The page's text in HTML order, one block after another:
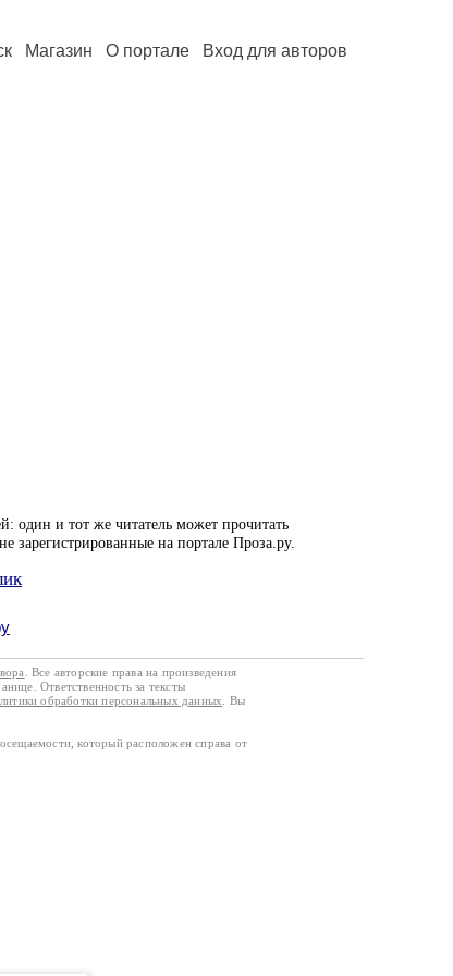
Магазин О портале Вход для авторов
один и тот же читатель может прочитать
зарегистрированные на портале Проза.ру.
. Все авторские права на произведения
Ответственность за тексты
обработки персональных данных
. Вы
который расположен справа от